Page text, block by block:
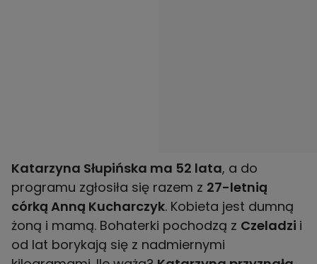
Katarzyna Słupińska ma 52 lata, a do
programu zgłosiła się razem z 27-letnią
córką Anną Kucharczyk. Kobieta jest dumną
żoną i mamą. Bohaterki pochodzą z Czeladzi i
od lat borykają się z nadmiernymi